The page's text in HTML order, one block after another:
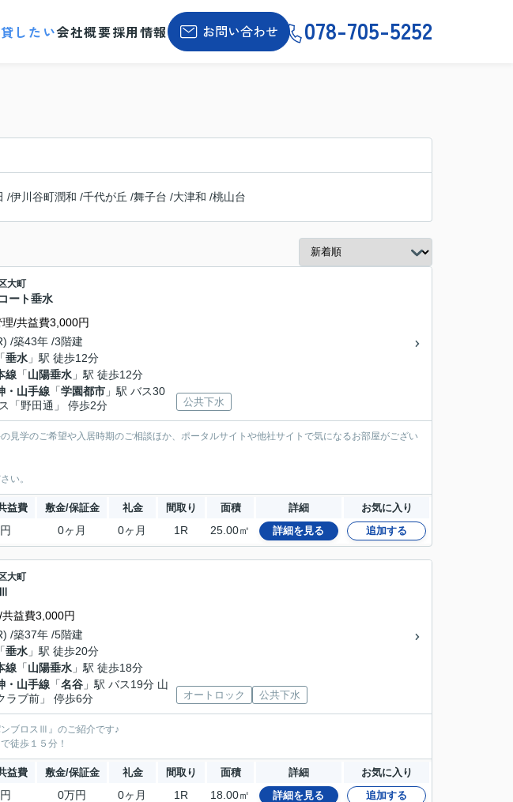
貸したい会社概要採用情報 お問い合わせ 078-705-5252
/伊川谷町潤和 /千代が丘 /舞子台 /大津和 /桃山台
大町
ート垂水
理/共益費3,000円
/築43年 /3階建
「垂水 」駅 徒歩12分
線 「山陽垂水 」駅 徒歩12分
・山手線 「学園都市 」駅 バス30
「野田通」 停歩2分
公共下水
見学のご希望や入居時期のご相談ほか、ポータルサイトや他社サイトで気になるお部屋がござい
い。
益費 敷金/保証金 礼金 間取り 面積 詳細 お気に入り
0ヶ月 0ヶ月 1R 25.00㎡ 詳細を見る 追加する
大町
益費3,000円
/築37年 /5階建
「垂水 」駅 徒歩20分
線 「山陽垂水 」駅 徒歩18分
・山手線 「名谷 」駅 バス19分 山
ラブ前」 停歩6分
オートロック 公共下水
ブロスⅢ』のご紹介です♪
徒歩１５分！
益費 敷金/保証金 礼金 間取り 面積 詳細 お気に入り
0万円 0ヶ月 1R 18.00㎡ 詳細を見る 追加する